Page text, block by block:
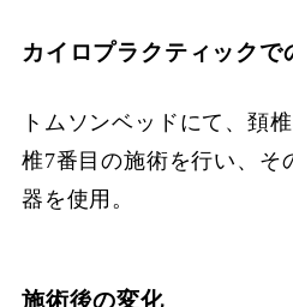
カイロプラクティックで
トムソンベッドにて、頚
椎7番目の施術を行い、そ
器を使用。
施術後の変化